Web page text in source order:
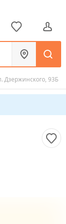
Дзержинского, 93Б